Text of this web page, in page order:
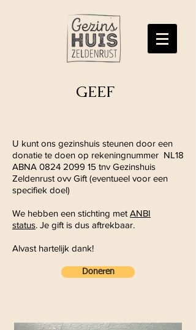
GEEF
U kunt ons gezinshuis steunen door een
donatie te doen op rekeningnummer NL18
ABNA 0824 2099 15 tnv Gezinshuis
Zeldenrust ovv Gift (eventueel voor een
specifiek doel)
We hebben een stichting met ANBI
status. Je gift is dus aftrekbaar.
Alvast hartelijk dank!
Doneren